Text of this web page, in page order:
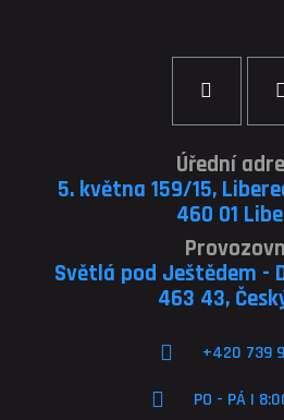
Úřední
5. května 159/15,
460 01
Světlá pod Ještědem -
463 43,
+420 739
PO - PÁ |